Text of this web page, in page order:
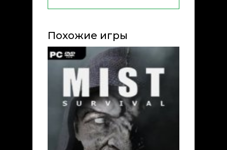
Похожие игры